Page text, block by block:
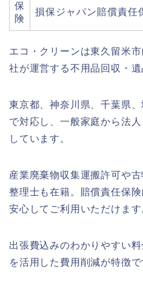
保
険
損保ジャパン賠償責任
エコ・クリーンは東久留米
社が運営する不用品回収・遺
東京都、神奈川県、千葉県
で対応し、一般家庭から法
しています。
産業廃棄物収集運搬許可や
整理士も在籍。賠償責任保険
安心してご利用いただけます
出張費込みのわかりやすい
を活用した費用削減が特徴で